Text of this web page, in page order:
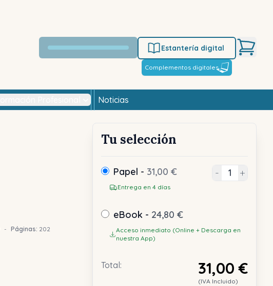
Estantería digital
Complementos digitales
Noticias
- Páginas: 202
Tu selección
Papel - 31,00 €
Entrega en 4 días
- +
eBook - 24,80 €
Acceso inmediato (Online + Descarga en
nuestra App)
Total: 31,00 €
(IVA Incluido)